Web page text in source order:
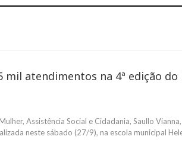
mil atendimentos na 4ª edição do
Assistência Social e Cidadania, Saullo
neste sábado (27/9), na escola municipal